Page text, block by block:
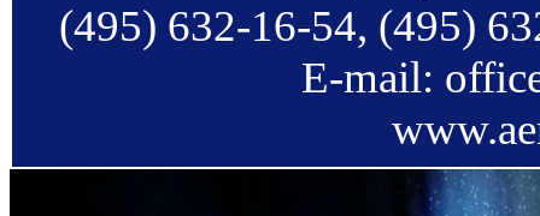
(495) 632-16-54, (495)
E-mail: